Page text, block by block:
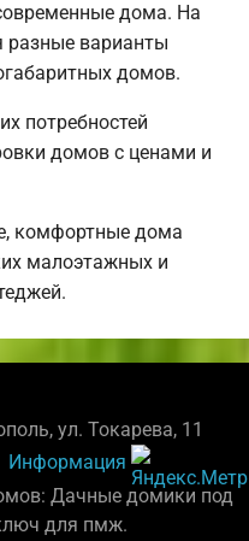
дома. На
разные варианты
домов.
потребностей
домов с ценами и
комфортные дома
малоэтажных и
ул. Токарева, 11
Информация
Дачные домики под
для пмж.